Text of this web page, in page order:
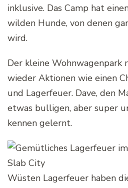
inklusive. Das Camp hat
wilden Hunde, von denen
wird.
Der kleine Wohnwagenpark
wieder Aktionen wie einen
und Lagerfeuer. Dave, den
etwas bulligen, aber super
kennen gelernt.
Wüsten Lagerfeuer haben